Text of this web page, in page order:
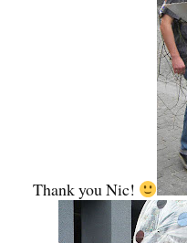
Thank you Nic!